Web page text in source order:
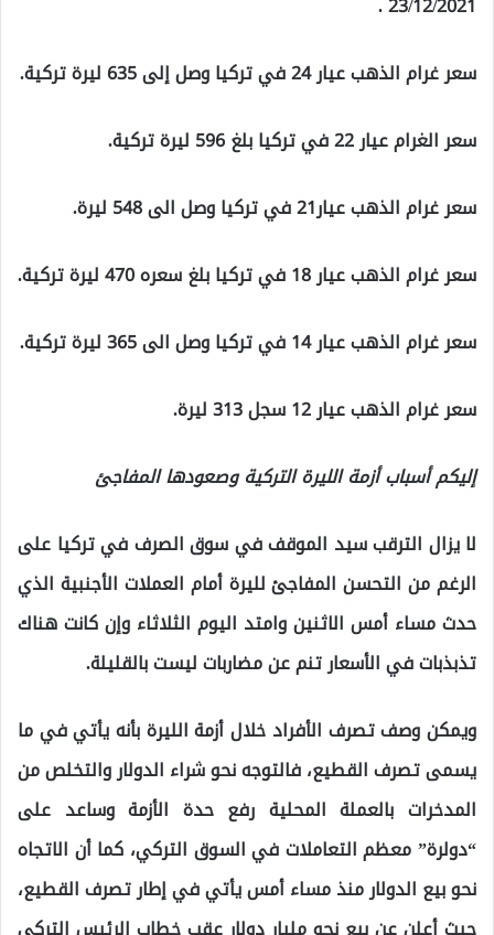
سعر غرام الذهب عيار 24 في تركيا وصل إلى 635 ليرة تركية.
سعر الغرام عيار 22 في تركيا بلغ 596 ليرة تركية.
سعر غرام الذهب عيار21 في تركيا وصل الى 548 ليرة.
سعر غرام الذهب عيار 18 في تركيا بلغ سعره 470 ليرة تركية.
سعر غرام الذهب عيار 14 في تركيا وصل الى 365 ليرة تركية.
سعر غرام الذهب عيار 12 سجل 313 ليرة.
إليكم أسباب أزمة الليرة التركية وصعودها المفاجئ
لا يزال الترقب سيد الموقف في سوق الصرف في تركيا على
الرغم من التحسن المفاجئ لليرة أمام العملات الأجنبية الذي
حدث مساء أمس الاثنين وامتد اليوم الثلاثاء وإن كانت هناك
تذبذبات في الأسعار تنم عن مضاربات ليست بالقليلة.
ويمكن وصف تصرف الأفراد خلال أزمة الليرة بأنه يأتي في ما
يسمى تصرف القطيع، فالتوجه نحو شراء الدولار والتخلص من
المدخرات بالعملة المحلية رفع حدة الأزمة وساعد على
“دولرة” معظم التعاملات في السوق التركي، كما أن الاتجاه
نحو بيع الدولار منذ مساء أمس يأتي في إطار تصرف القطيع،